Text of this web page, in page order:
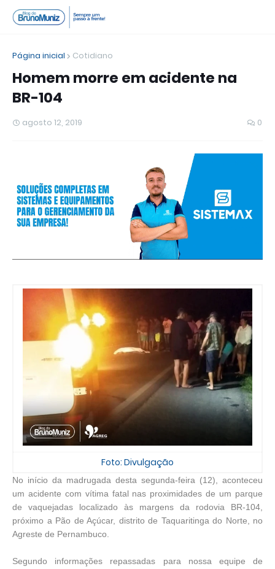
Página inicial Cotidiano
Homem morre em acidente na
BR-104
agosto 12, 2019 0
Foto: Divulgação
No início da madrugada desta segunda-feira (12), aconteceu
um acidente com vítima fatal nas proximidades de um parque
de vaquejadas localizado às margens da rodovia BR-104,
próximo a Pão de Açúcar, distrito de Taquaritinga do Norte, no
Agreste de Pernambuco.
Segundo informações repassadas para nossa equipe de